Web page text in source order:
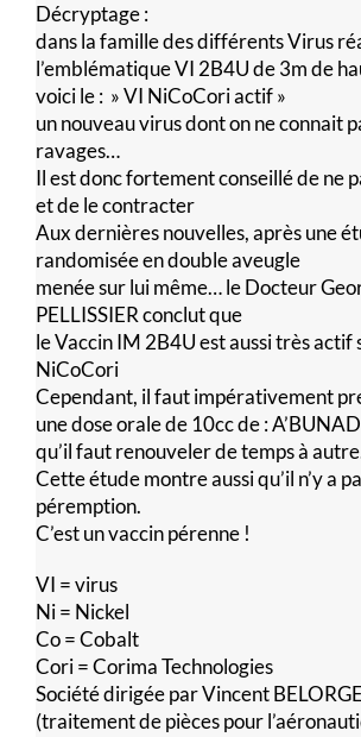
Décryptage :
dans la famille des différents Virus
l’emblématique VI 2B4U de 3m de
voici le : » VI NiCoCori actif »
un nouveau virus dont on ne connait
ravages…
Il est donc fortement conseillé de ne
et de le contracter
Aux dernières nouvelles, après une
randomisée en double aveugle
menée sur lui même… le Docteur
PELLISSIER conclut que
le Vaccin IM 2B4U est aussi très actif
NiCoCori
Cependant, il faut impérativement
une dose orale de 10cc de :
qu’il faut renouveler de temps à
Cette étude montre aussi qu’il n’y a
péremption.
C’est un vaccin pérenne !
VI = virus
Ni = Nickel
Co = Cobalt
Cori = Corima Technologies
Société dirigée par Vincent
(traitement de pièces pour